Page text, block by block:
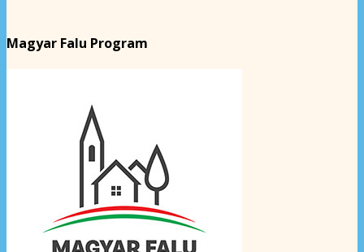
Magyar Falu Program